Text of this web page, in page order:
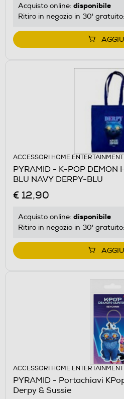
Acquisto online: disponibile
Ritiro in negozio in 30' gratuito:
ACCESSORI HOME ENTERTAINMENT
PYRAMID - K-POP DEMON
BLU NAVY DERPY-BLU
€ 12,90
Acquisto online: disponibile
Ritiro in negozio in 30' gratuito:
ACCESSORI HOME ENTERTAINMENT
PYRAMID - Portachiavi
Derpy & Sussie